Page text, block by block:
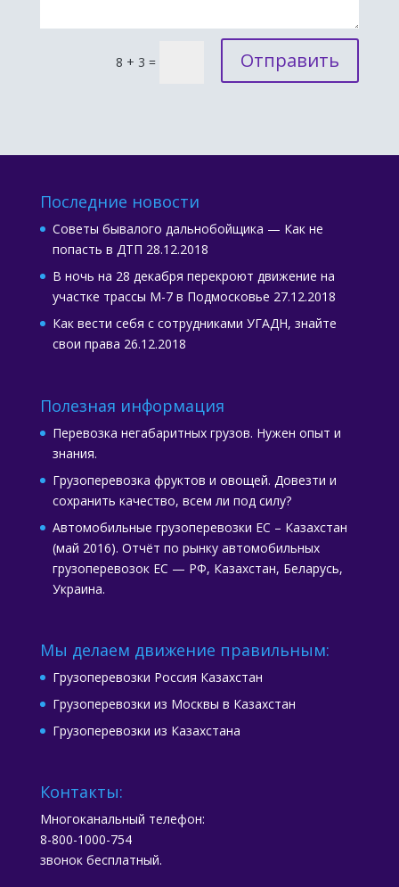
8 + 3 = Отправить
Последние новости
Советы бывалого дальнобойщика — Как не
попасть в ДТП 28.12.2018
В ночь на 28 декабря перекроют движение на
участке трассы М-7 в Подмосковье 27.12.2018
Как вести себя с сотрудниками УГАДН, знайте
свои права 26.12.2018
Полезная информация
Перевозка негабаритных грузов. Нужен опыт и
знания.
Грузоперевозка фруктов и овощей. Довезти и
сохранить качество, всем ли под силу?
Автомобильные грузоперевозки ЕС – Казахстан
(май 2016). Отчёт по рынку автомобильных
грузоперевозок ЕС — РФ, Казахстан, Беларусь,
Украина.
Мы делаем движение правильным:
Грузоперевозки Россия Казахстан
Грузоперевозки из Москвы в Казахстан
Грузоперевозки из Казахстана
Контакты:
Многоканальный телефон:
8-800-1000-754
звонок бесплатный.